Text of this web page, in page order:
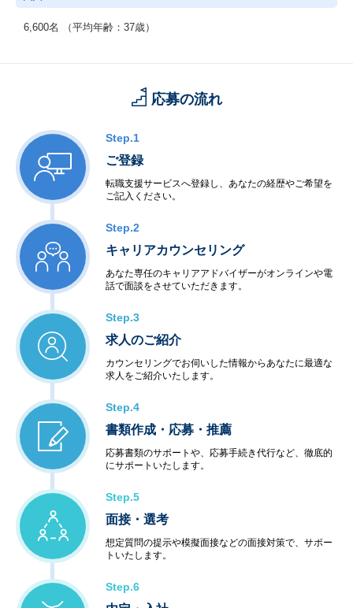
6,600名 （平均年齢：37歳）
応募の流れ
Step.1
ご登録
転職支援サービスへ登録し、あなたの経歴やご希望を
ご記入ください。
Step.2
キャリアカウンセリング
あなた専任のキャリアアドバイザーがオンラインや電
話で面談をさせていただきます。
Step.3
求人のご紹介
カウンセリングでお伺いした情報からあなたに最適な
求人をご紹介いたします。
Step.4
書類作成・応募・推薦
応募書類のサポートや、応募手続き代行など、徹底的
にサポートいたします。
Step.5
面接・選考
想定質問の提示や模擬面接などの面接対策で、サポー
トいたします。
Step.6